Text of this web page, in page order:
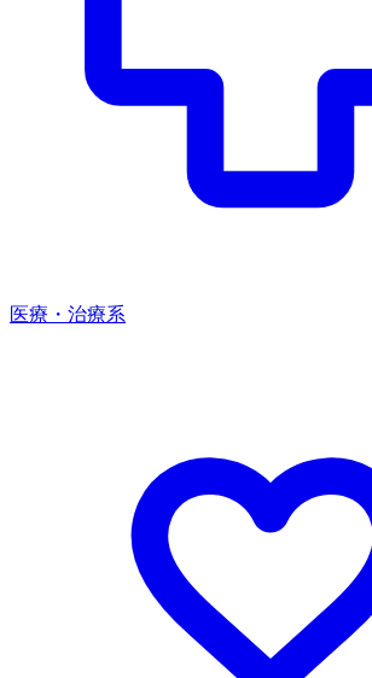
医療・治療系